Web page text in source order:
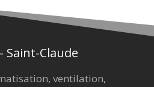
Saint-Claude
ventilation,